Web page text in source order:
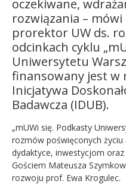
oczekiwane,
rozwiązania –
prorektor UW ds.
odcinkach cyklu
Uniwersytetu
finansowany jest w
Inicjatywa
Badawcza (IDUB).
„mUWi się. Podkasty
rozmów poświęconych życiu
dydaktyce, inwestycjom
Gościem Mateusza
rozwoju prof. Ewa Krogulec.